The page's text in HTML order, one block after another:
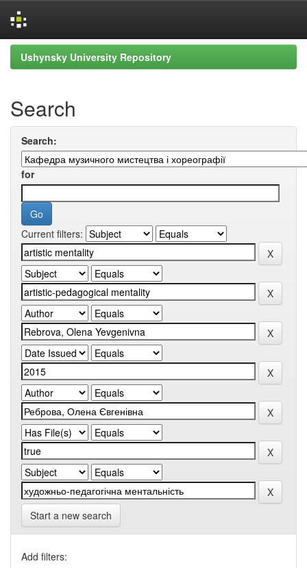
Skip
navigation
Ushynsky University Repository
Search
Search:
for
Current filters:
Start a new search
Add filters: